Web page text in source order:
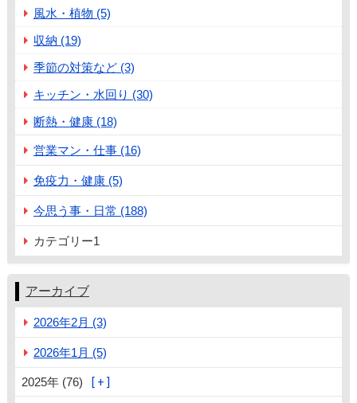
風水・植物 (5)
収納 (19)
季節の対策など (3)
キッチン・水回り (30)
断熱・健康 (18)
営業マン・仕事 (16)
免疫力・健康 (5)
今思う事・日常 (188)
カテゴリー1
アーカイブ
2026年2月 (3)
2026年1月 (5)
2025年 (76)